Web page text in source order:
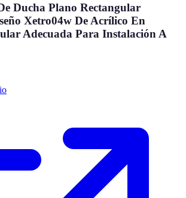
Ducha Plano Rectangular
Xetro04w De Acrílico En
Adecuada Para Instalación A